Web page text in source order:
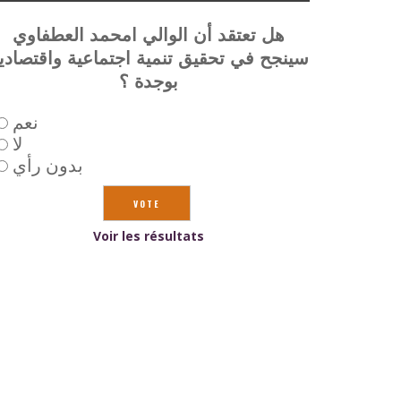
هل تعتقد أن الوالي امحمد العطفاوي
سينجح في تحقيق تنمية اجتماعية
بوجدة ؟
نعم
لا
بدون رأي
Voir les résultats